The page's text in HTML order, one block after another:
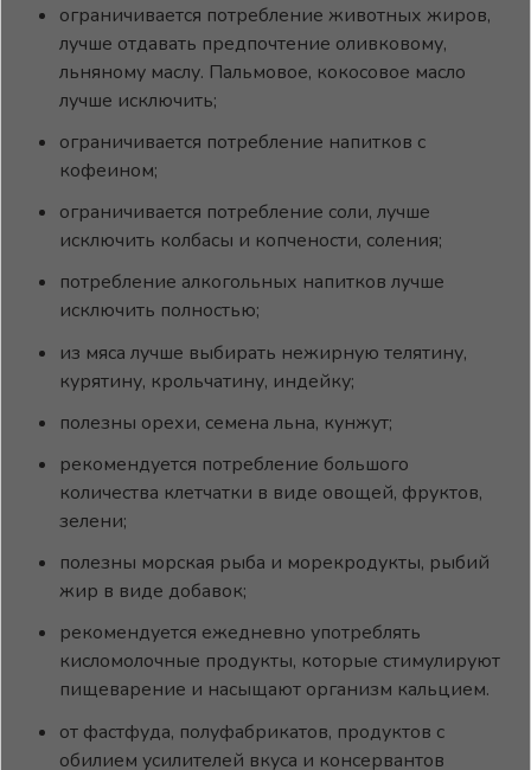
ограничивается потребление животных жиров,
лучше отдавать предпочтение оливковому,
льняному маслу. Пальмовое, кокосовое масло
лучше исключить;
ограничивается потребление напитков с
кофеином;
ограничивается потребление соли, лучше
исключить колбасы и копчености, соления;
потребление алкогольных напитков лучше
исключить полностью;
из мяса лучше выбирать нежирную телятину,
курятину, крольчатину, индейку;
полезны орехи, семена льна, кунжут;
рекомендуется потребление большого
количества клетчатки в виде овощей, фруктов,
зелени;
полезны морская рыба и морекродукты, рыбий
жир в виде добавок;
рекомендуется ежедневно употреблять
кисломолочные продукты, которые стимулируют
пищеварение и насыщают организм кальцием.
от фастфуда, полуфабрикатов, продуктов с
обилием усилителей вкуса и консервантов